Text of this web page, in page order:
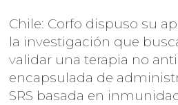
Chile: Corfo dispuso su
la investigación que
validar una terapia no
encapsulada de
SRS basada en